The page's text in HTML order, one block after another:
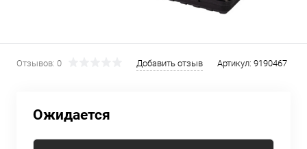
Отзывов: 0 Добавить отзыв Артикул: 9190467
Ожидается